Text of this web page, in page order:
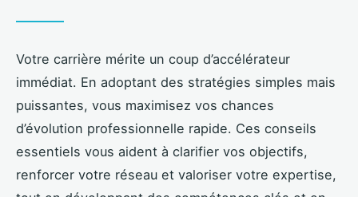
Votre carrière mérite un coup d’accélérateur
immédiat. En adoptant des stratégies simples mais
puissantes, vous maximisez vos chances
d’évolution professionnelle rapide. Ces conseils
essentiels vous aident à clarifier vos objectifs,
renforcer votre réseau et valoriser votre expertise,